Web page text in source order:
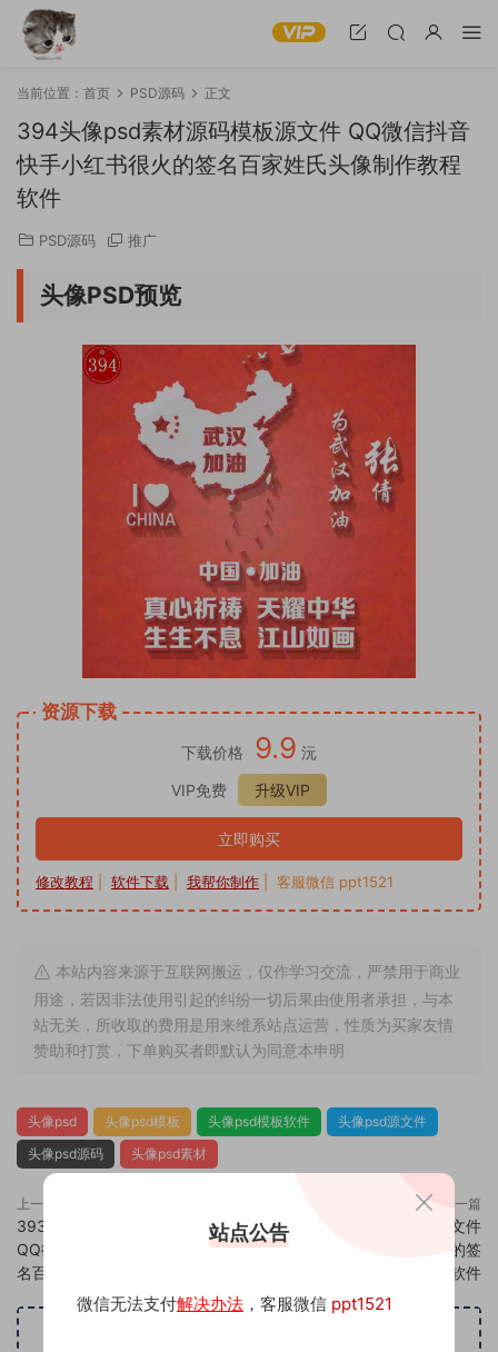
当前位置： 首页 PSD源码 正文
394头像psd素材源码模板源文件 QQ微信抖音
快手小红书很火的签名百家姓氏头像制作教程
软件
PSD源码 推广
头像PSD预览
资源下载
下载价格 9.9 沅
VIP免费
升级VIP
立即购买
修改教程 软件下载 我帮你制作 | 客服微信 ppt1521
本站内容来源于互联网搬运，仅作学习交流，严禁用于商业
用途，若因非法使用引起的纠纷一切后果由使用者承担，与本
站无关，所收取的费用是用来维系站点运营，性质为买家友情
赞助和打赏，下单购买者即默认为同意本申明
头像psd 头像psd模板 头像psd模板软件
头像psd源文件
头像psd源码
头像psd素材
上一篇
393头像psd素材源码模板源文件
QQ微信抖音快手小红书很火的签
名百家姓氏头像制作教程软件
下一篇
395头像psd素材源码模板源文件
QQ微信抖音快手小红书很火的签
名百家姓氏头像制作教程软件
站点公告
微信无法支付解决办法 ，客服微信 ppt1521